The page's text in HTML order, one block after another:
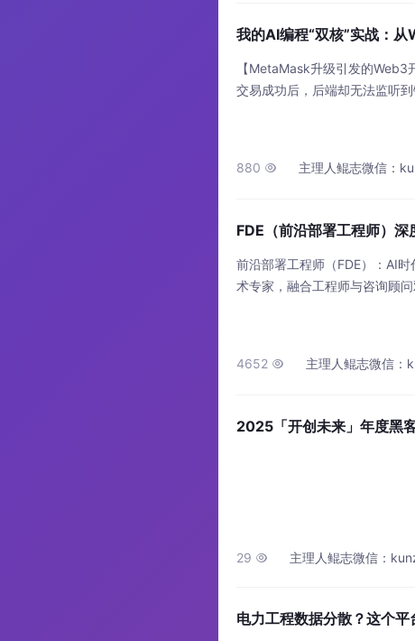
我的AI编程“双核”实战：
【MetaMask升级引发的
交易成功后，后端却无法监听
880  主理人鲲志微信：
FDE（前沿部署工程师）
前沿部署工程师（FDE）：AI
术专家，融合工程师与咨询顾
4652  主理人鲲志微信
2025「开创未来」年度黑
29  主理人鲲志微信：
电力工程数据分散？这个